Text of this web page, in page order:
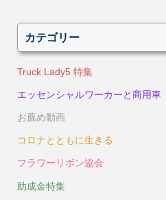
カテゴリー
Truck Lady5 特集
エッセンシャルワーカーと商用車
お薦め動画
コロナとともに生きる
フラワーリボン協会
助成金特集